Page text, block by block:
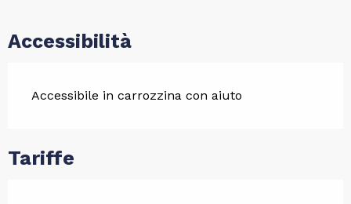
Accessibilità
Accessibile in carrozzina con aiuto
Tariffe